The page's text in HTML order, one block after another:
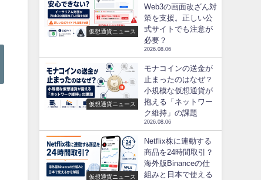
仮想通貨ニュース
Web3の画面改ざん対
策を支援。正しい公
式サイトでも注意が
必要？
2026.08.06
仮想通貨ニュース
モナコインの送金が
止まったのはなぜ？
小規模な仮想通貨が
抱える「ネットワー
ク維持」の課題
2026.08.06
仮想通貨ニュース
Netflix株に連動する
商品を24時間取引？
海外版Binanceの仕
組みと日本で使える